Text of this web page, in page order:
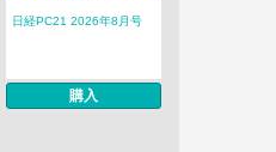
日経PC21 2026年8月号
購入